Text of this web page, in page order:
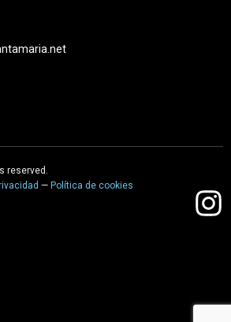
reserved.
— Política de cookies